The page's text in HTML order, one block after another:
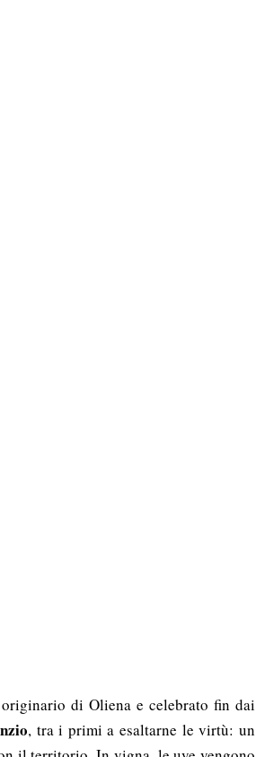
di Oliena e celebrato fin dai
, tra i primi a esaltarne le virtù: un